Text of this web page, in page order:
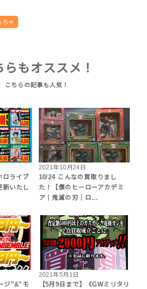
ちゃ
らもオススメ！
ライブ
新いたし
2021年10月24日
10/24 こんなの買取りまし
た！【僕のヒーローアカデミ
ア｜鬼滅の刃｜ロ…
ジ”&”モ
2021年5月1日
【5月9日まで】《GWミリタリ